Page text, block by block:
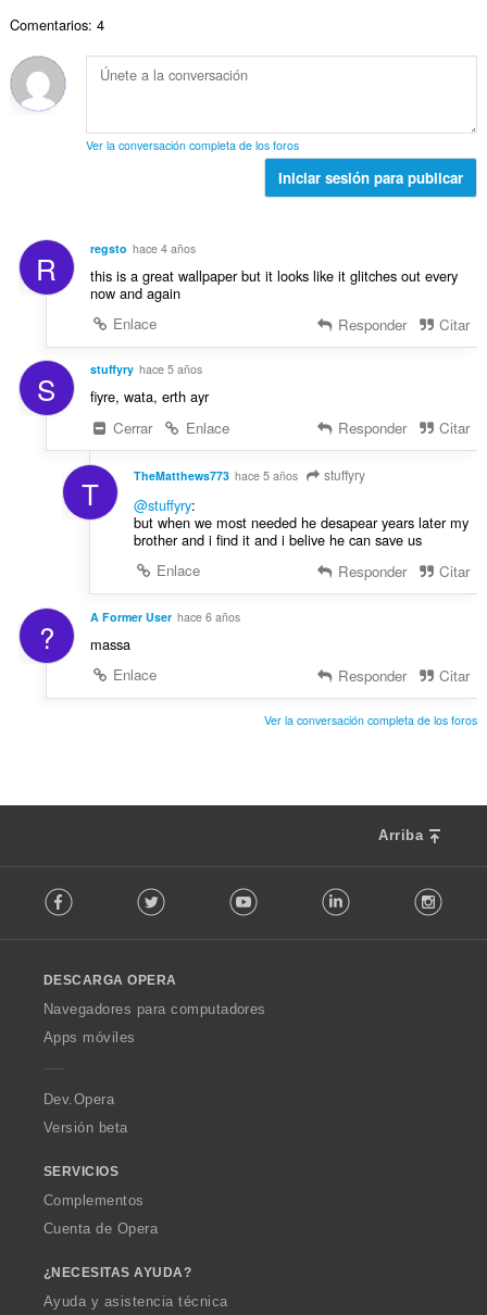
Comentarios: 4
Ver la conversación completa de los foros
Iniciar sesión para publicar
R regsto hace 4 años
this is a great wallpaper but it looks like it glitches out every
now and again
Enlace
Responder Citar
S stuffyry hace 5 años
fiyre, wata, erth ayr
Cerrar
Enlace Responder Citar
T TheMatthews773 hace 5 años stuffyry
@stuffyry:
but when we most needed he desapear years later my
brother and i find it and i belive he can save us
Enlace
Responder Citar
? A Former User hace 6 años
massa
Enlace
Responder Citar
Ver la conversación completa de los foros
Arriba
o
w
O
p
a
Facebook Twitter Youtube LinkedIn
DESCARGA OPERA
Navegadores para computadores
Apps móviles
Dev.Opera
Versión beta
SERVICIOS
Complementos
Cuenta de Opera
¿NECESITAS AYUDA?
Ayuda y asistencia técnica